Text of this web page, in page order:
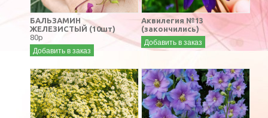
БАЛЬЗАМИН
ЖЕЛЕЗИСТЫЙ (10шт)
80р
Добавить в заказ
Аквилегия №13
(закончились)
Добавить в заказ